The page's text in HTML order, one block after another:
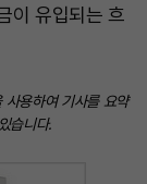
이 유입되는 흐
용하여 기사를 요약
습니다.